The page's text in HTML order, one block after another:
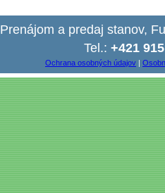
Prenájom a predaj stanov,
Tel.: +421
Ochrana osobných údajov |